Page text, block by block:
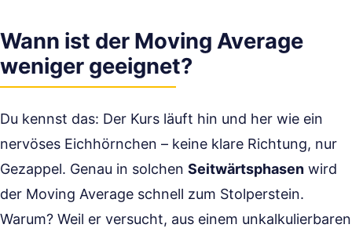
Wann ist der Moving Average
weniger geeignet?
Du kennst das: Der Kurs läuft hin und her wie ein
nervöses Eichhörnchen – keine klare Richtung, nur
Gezappel. Genau in solchen Seitwärtsphasen wird
der Moving Average schnell zum Stolperstein.
Warum? Weil er versucht, aus einem unkalkulierbaren